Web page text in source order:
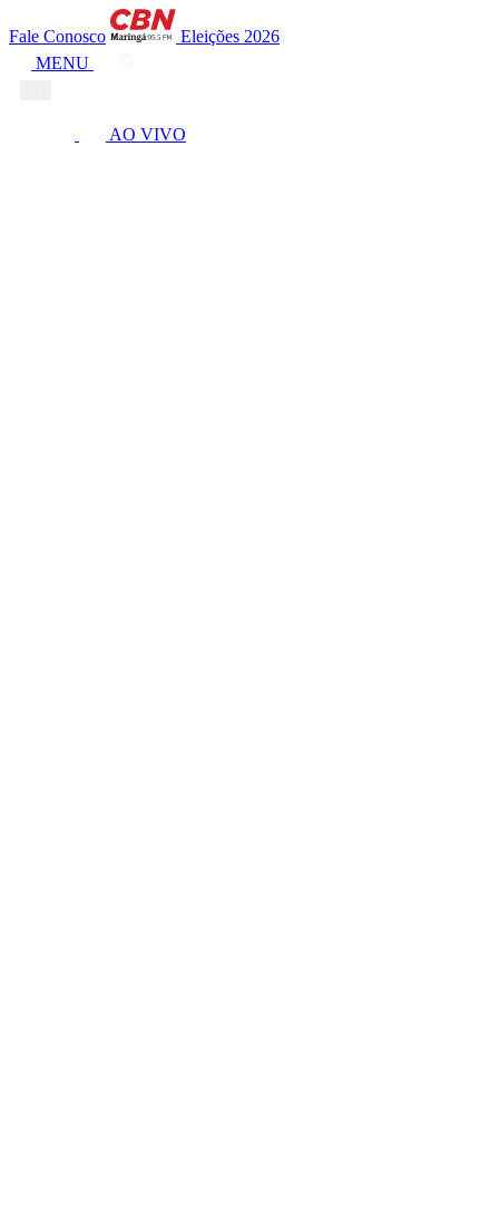
Fale Conosco
Eleições 2026
MENU
AO VIVO